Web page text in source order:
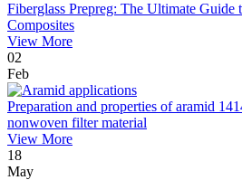
Fiberglass Prepreg: The Ultimate Guide
Composites
View More
02
Feb
Preparation and properties of aramid
nonwoven filter material
View More
18
May